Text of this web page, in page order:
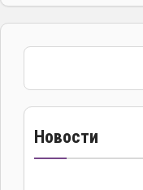
Поиск
Новости